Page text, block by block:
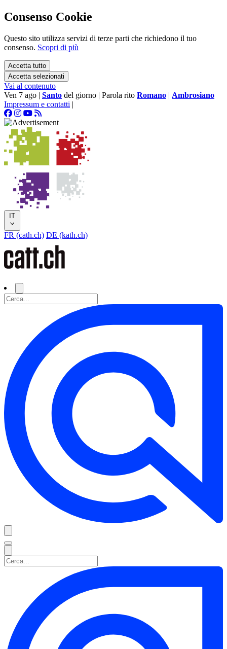
Consenso Cookie
Questo sito utilizza servizi di terze parti che richiedono il tuo
consenso. Scopri di più
Accetta tutto
Accetta selezionati
Vai al contenuto
Ven 7 ago | Santo del giorno | Parola rito Romano | Ambrosiano
Impressum e contatti |
IT
FR (cath.ch) DE (kath.ch)